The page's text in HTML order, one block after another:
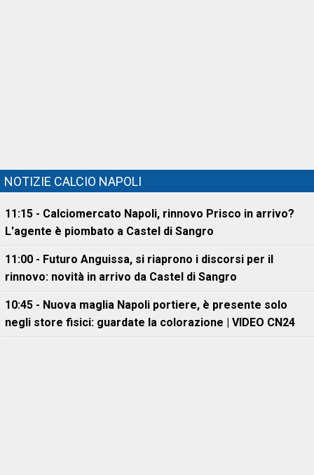
NOTIZIE CALCIO NAPOLI
11:15 - Calciomercato Napoli, rinnovo Prisco in arrivo?
L'agente è piombato a Castel di Sangro
11:00 - Futuro Anguissa, si riaprono i discorsi per il
rinnovo: novità in arrivo da Castel di Sangro
10:45 - Nuova maglia Napoli portiere, è presente solo
negli store fisici: guardate la colorazione | VIDEO CN24